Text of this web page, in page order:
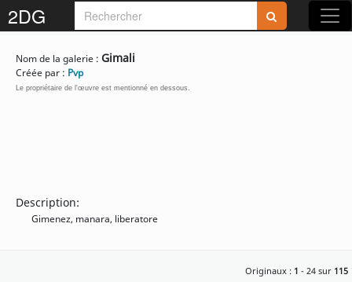
2DG Rejoignez-nous sur 2DG !
Découvrez de nouvelles fonctionnalités
gratuites !
Nom de la galerie : Gimali
Créée par : Pvp
Le propriétaire de l'œuvre est mentionné en dessous.
Description:
Gimenez, manara, liberatore
Originaux : 1 - 24 sur 115